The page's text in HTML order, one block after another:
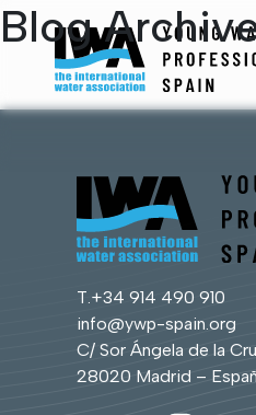
Blog
T.+34 914 490 910
info@ywp-spain.org
C/ Sor Ángela de la
28020 Madrid –